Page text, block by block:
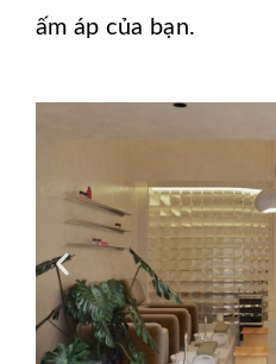
ấm áp của bạn.